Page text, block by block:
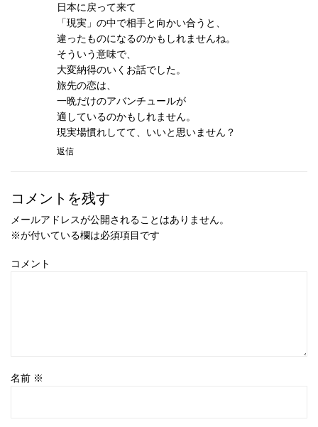
日本に戻って来て
「現実」の中で相手と向かい合うと、
違ったものになるのかもしれませんね。
そういう意味で、
大変納得のいくお話でした。
旅先の恋は、
一晩だけのアバンチュールが
適しているのかもしれません。
現実場慣れしてて、いいと思いません？
返信
コメントを残す
メールアドレスが公開されることはありません。
※が付いている欄は必須項目です
コメント
名前 ※